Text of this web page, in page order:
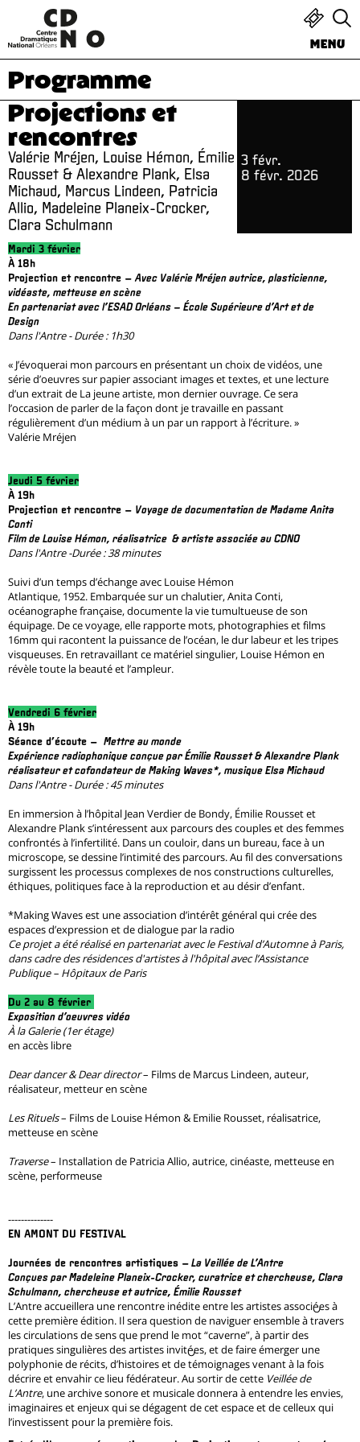
MENU
Programme
Projections et
rencontres
Valérie Mréjen, Louise Hémon, Émilie
Rousset & Alexandre Plank, Elsa
Michaud, Marcus Lindeen, Patricia
Allio, Madeleine Planeix-Crocker,
Clara Schulmann
3 févr.
8 févr. 2026
Mardi 3 février
À 18h
Projection et rencontre – Avec Valérie Mréjen autrice, plasticienne,
vidéaste, metteuse en scène
En partenariat avec l’ESAD Orléans – École Supérieure d’Art et de
Design
Dans l'Antre - Durée : 1h30
« J’évoquerai mon parcours en présentant un choix de vidéos, une
série d’oeuvres sur papier associant images et textes, et une lecture
d’un extrait de La jeune artiste, mon dernier ouvrage. Ce sera
l’occasion de parler de la façon dont je travaille en passant
régulièrement d’un médium à un par un rapport à l’écriture. »
Valérie Mréjen
Jeudi 5 février
À 19h
Projection et rencontre – Voyage de documentation de Madame Anita
Conti
Film de Louise Hémon, réalisatrice & artiste associée au CDNO
Dans l'Antre -Durée : 38 minutes
Suivi d’un temps d’échange avec Louise Hémon
Atlantique, 1952. Embarquée sur un chalutier, Anita Conti,
océanographe française, documente la vie tumultueuse de son
équipage. De ce voyage, elle rapporte mots, photographies et films
16mm qui racontent la puissance de l’océan, le dur labeur et les tripes
visqueuses. En retravaillant ce matériel singulier, Louise Hémon en
révèle toute la beauté et l’ampleur.
Vendredi 6 février
À 19h
Séance d’écoute – Mettre au monde
Expérience radiophonique conçue par Émilie Rousset & Alexandre Plank
réalisateur et cofondateur de Making Waves*, musique Elsa Michaud
Dans l'Antre - Durée : 45 minutes
En immersion à l’hôpital Jean Verdier de Bondy, Émilie Rousset et
Alexandre Plank s’intéressent aux parcours des couples et des femmes
confrontés à l’infertilité. Dans un couloir, dans un bureau, face à un
microscope, se dessine l’intimité des parcours. Au fil des conversations
surgissent les processus complexes de nos constructions culturelles,
éthiques, politiques face à la reproduction et au désir d’enfant.
*Making Waves est une association d’intérêt général qui crée des
espaces d’expression et de dialogue par la radio
Ce projet a été réalisé en partenariat avec le Festival d’Automne à Paris,
dans cadre des résidences d'artistes à l'hôpital avec l’Assistance
Publique – Hôpitaux de Paris
Du 2 au 8 février
Exposition d’oeuvres vidéo
À la Galerie (1er étage)
en accès libre
Dear dancer & Dear director– Films de Marcus Lindeen, auteur,
réalisateur, metteur en scène
Les Rituels– Films de Louise Hémon & Emilie Rousset, réalisatrice,
metteuse en scène
Traverse– Installation de Patricia Allio, autrice, cinéaste, metteuse en
scène, performeuse
--------------
EN AMONT DU FESTIVAL
Journées de rencontres artistiques – La Veillée de L’Antre
Conçues par Madeleine Planeix-Crocker, curatrice et chercheuse, Clara
Schulmann, chercheuse et autrice, Émilie Rousset
L’Antre accueillera une rencontre inédite entre les artistes associé·es à
cette première édition. Il sera question de naviguer ensemble à travers
les circulations de sens que prend le mot “caverne”, à partir des
pratiques singulières des artistes invité·es, et de faire émerger une
polyphonie de récits, d’histoires et de témoignages venant à la fois
décrire et envahir ce lieu fédérateur. Au sortir de cette Veillée de
L’Antre, une archive sonore et musicale donnera à entendre les envies,
imaginaires et enjeux qui se dégagent de cet espace et de celleux qui
l’investissent pour la première fois.